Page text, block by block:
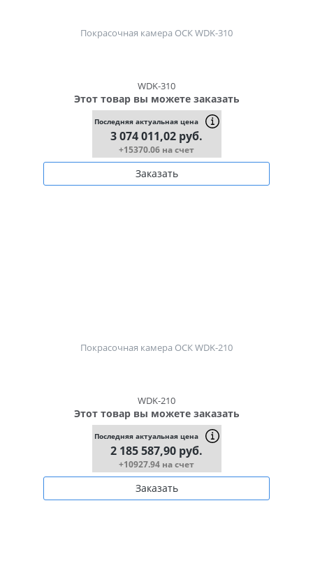
Покрасочная камера ОСК WDK-310
WDK-310
Этот товар вы можете заказать
Последняя актуальная цена
3 074 011,02 руб.
+15370.06 на счет
Заказать
Покрасочная камера ОСК WDK-210
WDK-210
Этот товар вы можете заказать
Последняя актуальная цена
2 185 587,90 руб.
+10927.94 на счет
Заказать